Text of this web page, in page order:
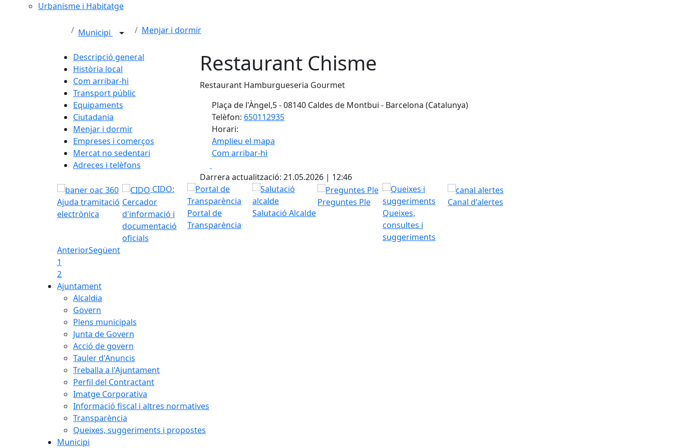
Urbanisme i Habitatge
Municipi Menjar i dormir
Descripció general
Història local
Com arribar-hi
Transport públic
Equipaments
Ciutadania
Menjar i dormir
Empreses i comerços
Mercat no sedentari
Adreces i telèfons
Restaurant Chisme
Restaurant Hamburgueseria Gourmet
Plaça de l'Àngel,5 - 08140 Caldes de Montbui - Barcelona (Catalunya)
Telèfon: 650112935
Horari:
Amplieu el mapa
Com arribar-hi
+
−
Darrera actualització: 21.05.2026 | 12:46
Ajuda tramitació
electrònica
CIDO:
Cercador
d'informació i
documentació
oficials
Portal de
Transparència
Salutació Alcalde
Preguntes Ple
Queixes,
consultes i
suggeriments
Canal d'alertes
AnteriorSegüent
1
2
Ajuntament
Alcaldia
Govern
Plens municipals
Junta de Govern
Acció de govern
Tauler d'Anuncis
Treballa a l'Ajuntament
Perfil del Contractant
Imatge Corporativa
Informació fiscal i altres normatives
Transparència
Queixes, suggeriments i propostes
Municipi